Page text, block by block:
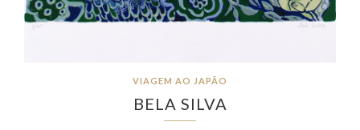
VIAGEM AO JAPÃO
BELA SILVA